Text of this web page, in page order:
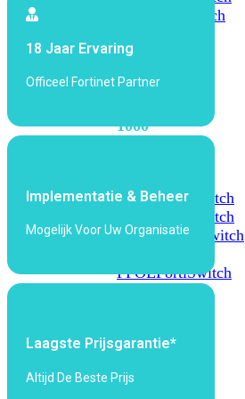
FortiSwitch
FPOE
1000
1024EFortiSwitch
FortiSwitch
T1024EFortiSwitch
FPOEFortiSwitch
2000
18 Jaar Ervaring
Officeel Fortinet Partner
Implementatie & Beheer
Mogelijk Voor Uw Organisatie
Laagste Prijsgarantie*
Altijd De Beste Prijs